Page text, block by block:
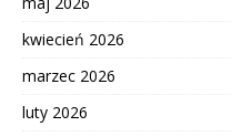
kwiecień 2026
marzec 2026
luty 2026